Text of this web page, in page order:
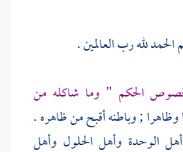
لله رب العالمين .
الحكم " وما شاكله من
وظاهرا ; وباطنه أقبح من ظاهره .
الوحدة وأهل الحلول وأهل